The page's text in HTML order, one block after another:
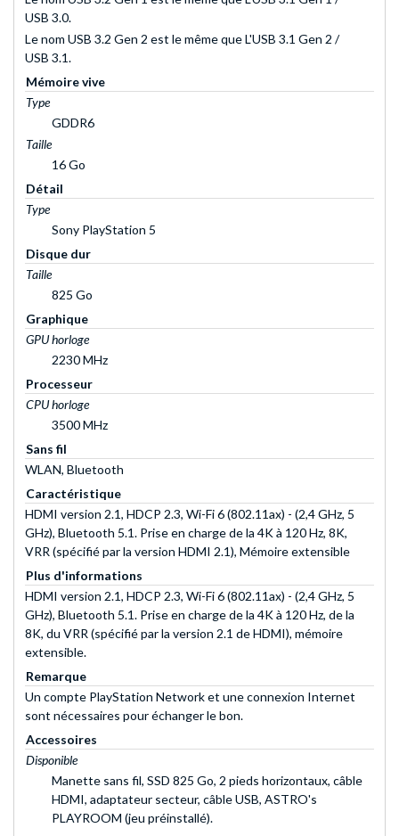
USB 3.0.
Le nom USB 3.2 Gen 2 est le même que L'USB 3.1 Gen 2 /
USB 3.1.
Mémoire vive
Type
GDDR6
Taille
16 Go
Détail
Type
Sony PlayStation 5
Disque dur
Taille
825 Go
Graphique
GPU horloge
2230 MHz
Processeur
CPU horloge
3500 MHz
Sans fil
WLAN, Bluetooth
Caractéristique
HDMI version 2.1, HDCP 2.3, Wi-Fi 6 (802.11ax) - (2,4 GHz, 5
GHz), Bluetooth 5.1. Prise en charge de la 4K à 120 Hz, 8K,
VRR (spécifié par la version HDMI 2.1), Mémoire extensible
Plus d'informations
HDMI version 2.1, HDCP 2.3, Wi-Fi 6 (802.11ax) - (2,4 GHz, 5
GHz), Bluetooth 5.1. Prise en charge de la 4K à 120 Hz, de la
8K, du VRR (spécifié par la version 2.1 de HDMI), mémoire
extensible.
Remarque
Un compte PlayStation Network et une connexion Internet
sont nécessaires pour échanger le bon.
Accessoires
Disponible
Manette sans fil, SSD 825 Go, 2 pieds horizontaux, câble
HDMI, adaptateur secteur, câble USB, ASTRO's
PLAYROOM (jeu préinstallé).